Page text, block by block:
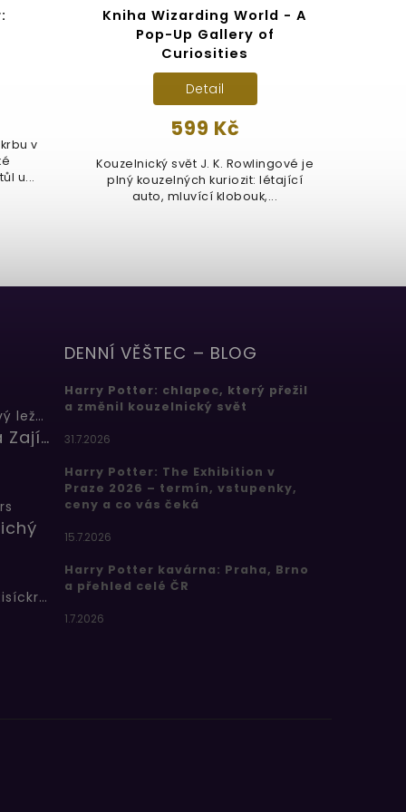
v
u...
Kniha Wizarding World - A
Pop-Up Gallery of
Curiosities
599 Kč
Detail
Kouzelnický svět J. K. Rowlingové je
plný kouzelných kuriozit: létající
auto, mluvící klobouk,...
Butterbeer: Máslový ležák
Barbora Zajícová
Bertíkovy fazolky tisíckrát jinak
DENNÍ VĚŠTEC – BLOG
Harry Potter: chlapec, který přežil
a změnil kouzelnický svět
31.7.2026
Harry Potter: The Exhibition v
Praze 2026 – termín, vstupenky,
ceny a co vás čeká
15.7.2026
Harry Potter kavárna: Praha, Brno
a přehled celé ČR
1.7.2026